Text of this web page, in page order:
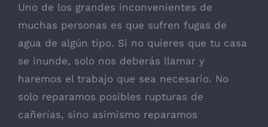
Uno de los grandes inconvenientes de
muchas personas es que sufren fugas de
agua de algún tipo. Si no quieres que tu casa
se inunde, solo nos deberás llamar y
haremos el trabajo que sea necesario. No
solo reparamos posibles rupturas de
cañerías, sino asimismo reparamos